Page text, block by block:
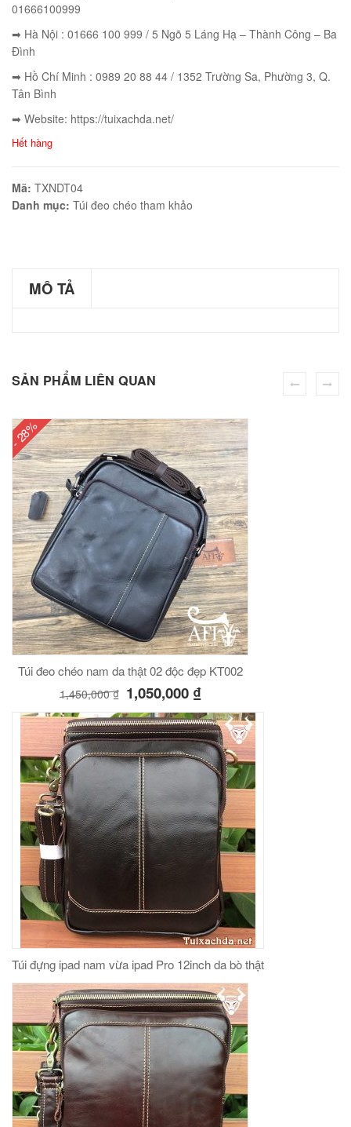
01666100999
➡ Hà Nội : 01666 100 999 / 5 Ngõ 5 Láng Hạ – Thành Công – Ba
Đình
➡ Hồ Chí Minh : 0989 20 88 44 / 1352 Trường Sa, Phường 3, Q.
Tân Bình
➡ Website: https://tuixachda.net/
Hết hàng
Mã: TXNDT04
Danh mục: Túi đeo chéo tham khảo
MÔ TẢ
SẢN PHẨM LIÊN QUAN
- 28%
Túi đeo chéo nam da thật 02 độc đẹp KT002
1,450,000₫ 1,050,000 ₫
Túi đựng ipad nam vừa ipad Pro 12inch da bò thật
Jeep giá rẻ JR03
GIỎ
Jeep giá rẻ 04
hàn quốc cao cấp
₫
GIỎ
Túi đeo chéo nam công sở da bò sáp đựng tài liệu A4 KT57
₫
GIỎ